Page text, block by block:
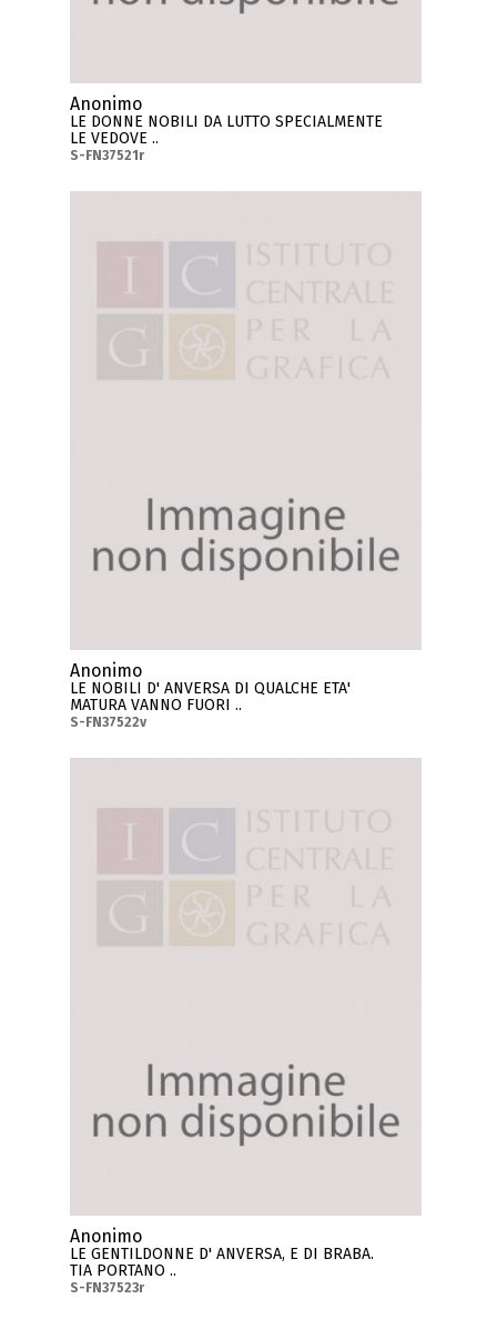
Anonimo
LE DONNE NOBILI DA LUTTO SPECIALMENTE
LE VEDOVE ..
S-FN37521r
Anonimo
LE NOBILI D' ANVERSA DI QUALCHE ETA'
MATURA VANNO FUORI ..
S-FN37522v
Anonimo
LE GENTILDONNE D' ANVERSA, E DI BRABA.
TIA PORTANO ..
S-FN37523r